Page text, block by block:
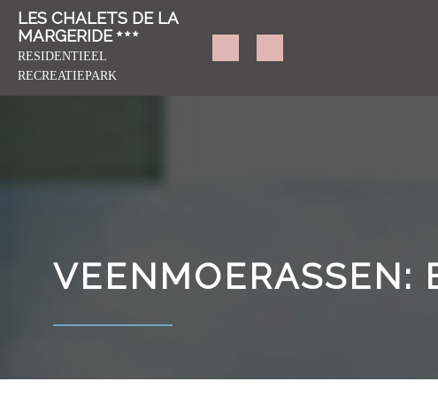
LES CHALETS DE LA
MARGERIDE
RESIDENTIEEL
RECREATIEPARK
VEENMOERASSEN: